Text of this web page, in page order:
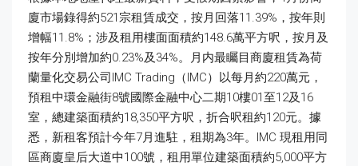
廈市場錄得約521宗租賃成交，按月回落11.39%，按年則
增幅11.8%；涉及租用樓面面積約148.6萬平方呎，按月及
按年分別增加約0.23%及34%。月内最矚目商廈租賃為荷
蘭量化交易公司IMC Trading（IMC）以每月約220萬元，
預租中環金融街8號國際金融中心二期10樓01至12及16
室，總建築面積約18,350平方呎，折合呎租約120元。據
悉，新租客預計今年7月進駐，租期為3年。IMC 現租用同
區商廈皇后大道中100號，租用單位建築面積約5,000平方